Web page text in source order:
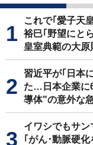
これで｢愛子天
裕巳｢野望にと
皇室典範の大原
習近平が｢日本
た…日本企業に
導体"の意外な
イワシでもサ
｢がん･動脈硬